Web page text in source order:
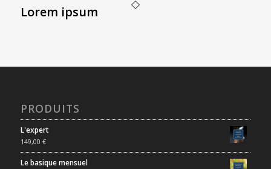
Lorem ipsum
PRODUITS
L'expert
149,00 €
Le basique mensuel